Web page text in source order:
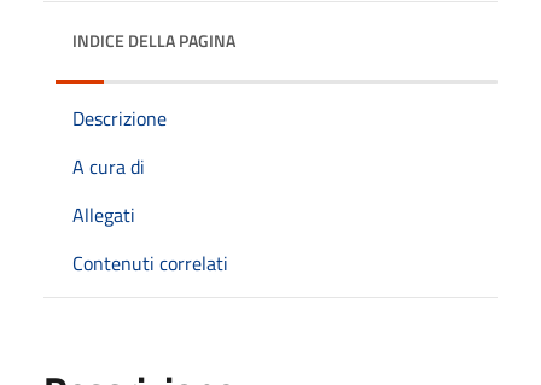
INDICE DELLA PAGINA
Descrizione
A cura di
Allegati
Contenuti correlati